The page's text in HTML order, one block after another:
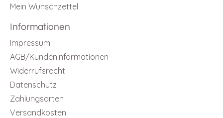
Mein Wunschzettel
Informationen
Impressum
AGB/Kundeninformationen
Widerrufsrecht
Datenschutz
Zahlungsarten
Versandkosten